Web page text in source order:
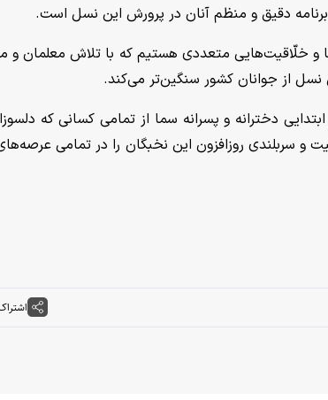
دقیق و منظم آنان در پرورش این نسل است.
و خلّاقیت‌هایی متعددی هستیم که با تلاش معلمان و
از جوانان کشور سنگین‌تر می‌کند.
دخترانه و پسرانه سما از تمامی کسانی که
و سربلندی روزافزون این نخبگان را در تمامی